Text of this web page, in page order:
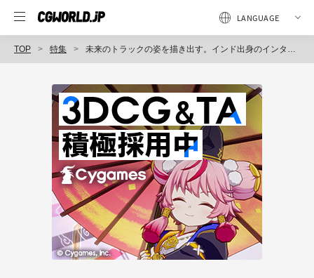
TOP 特集 未来のトラックの姿を描き出す。インド出身のインターンによるクリエイティブプロジェクト〜三菱ふそう「PROJECT PRIMAL」